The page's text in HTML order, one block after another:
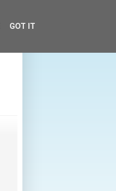
GOT IT